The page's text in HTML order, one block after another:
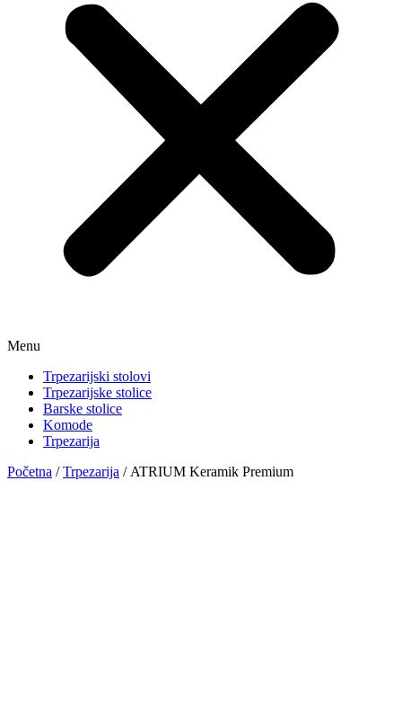
Menu
Trpezarijski stolovi
Trpezarijske stolice
Barske stolice
Komode
Trpezarija
Početna /Trpezarija / ATRIUM Keramik Premium